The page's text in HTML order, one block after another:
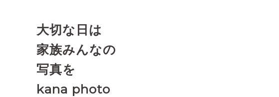
大切な日は
家族みんなの
写真を
kana photo